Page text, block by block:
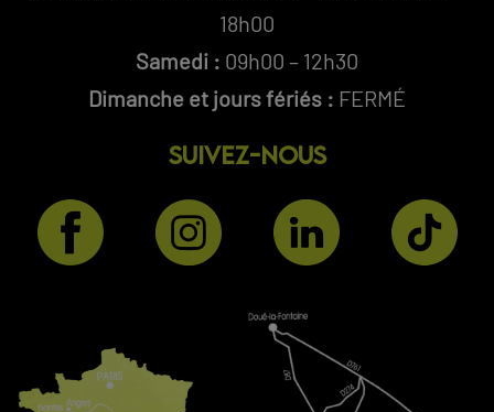
18h00
Samedi : 09h00 – 12h30
Dimanche et jours fériés : FERMÉ
SUIVEZ-NOUS